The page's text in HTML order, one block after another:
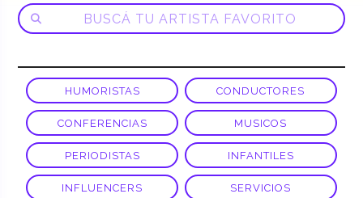
HUMORISTAS CONDUCTORES
CONFERENCIAS MUSICOS
PERIODISTAS INFANTILES
INFLUENCERS SERVICIOS